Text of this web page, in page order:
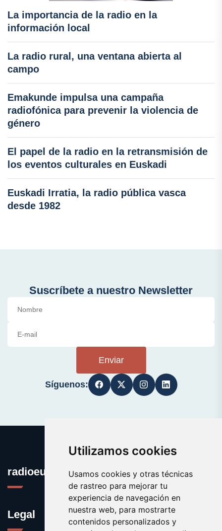
Utilizamos cookies
Usamos cookies y otras técnicas
de rastreo para mejorar tu
experiencia de navegación en
nuestra web, para mostrarte
contenidos personalizados y
La importancia de la radio en la
información local
La radio rural, una ventana abierta al
campo
Emakunde impulsa una campaña
radiofónica para prevenir la violencia de
género
El papel de la radio en la retransmisión de
los eventos culturales en Euskadi
Euskadi Irratia, la radio pública vasca
desde 1982
Suscríbete a nuestro Newsletter
Enviar
Síguenos:
radioeuskadi.es
Legal